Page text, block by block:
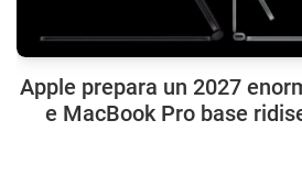
Apple prepara un 2027
e MacBook Pro base